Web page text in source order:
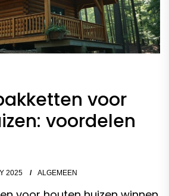
voor
voordelen
2025 ALGEMEEN